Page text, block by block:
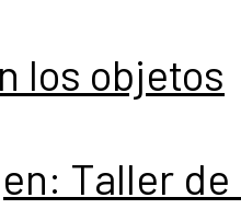
los objetos
Taller